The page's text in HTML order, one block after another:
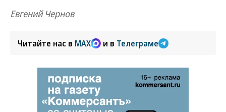
Евгений Чернов
Читайте нас в MAX и в Телеграме